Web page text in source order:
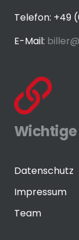
Telefon: +49
E-Mail:
Wichtige
Datenschutz
Impressum
Team